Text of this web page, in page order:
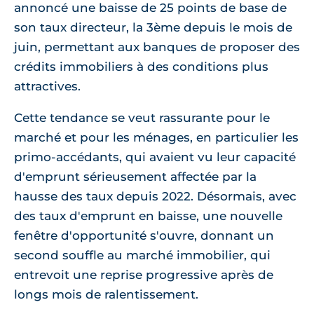
annoncé une baisse de 25 points de base de
son taux directeur, la 3ème depuis le mois de
juin, permettant aux banques de proposer des
crédits immobiliers à des conditions plus
attractives.
Cette tendance se veut rassurante pour le
marché et pour les ménages, en particulier les
primo-accédants, qui avaient vu leur capacité
d'emprunt sérieusement affectée par la
hausse des taux depuis 2022. Désormais, avec
des taux d'emprunt en baisse, une nouvelle
fenêtre d'opportunité s'ouvre, donnant un
second souffle au marché immobilier, qui
entrevoit une reprise progressive après de
longs mois de ralentissement.